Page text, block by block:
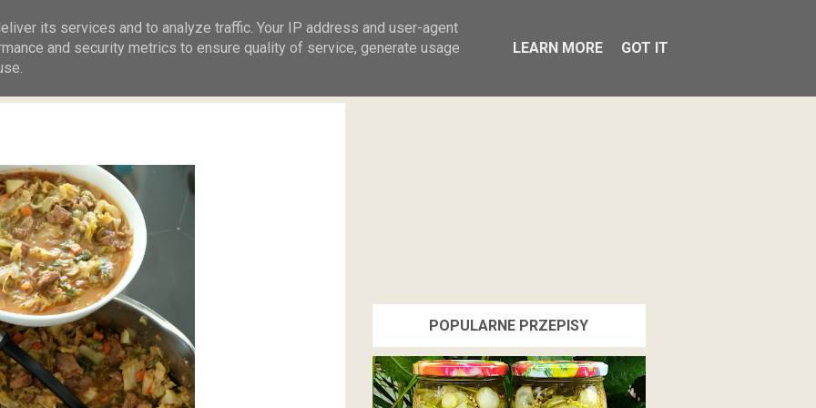
Kontakt Ciasta Obiady Sałatki
POPULARNE PRZEPISY
its services and to analyze traffic. Your IP address and user-agent
and security metrics to ensure quality of service, generate usage
LEARN MORE GOT IT